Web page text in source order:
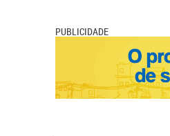
PUBLICIDADE